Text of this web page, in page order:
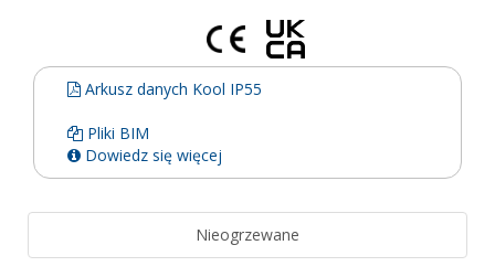
Arkusz danych Kool IP55
Pliki BIM
Dowiedz się więcej
Nieogrzewane